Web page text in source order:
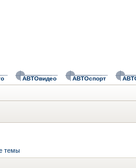
АВТОвидео АВТОспорт
темы